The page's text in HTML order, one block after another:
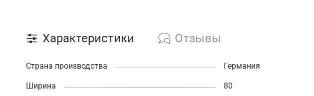
Характеристики Отзывы
Страна производства Германия
Ширина 80